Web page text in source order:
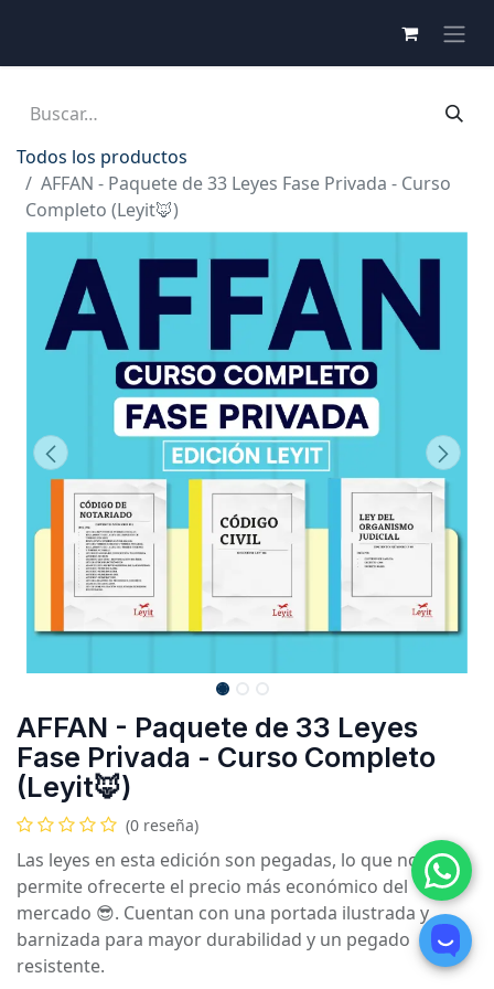
Todos los productos
AFFAN - Paquete de 33 Leyes Fase Privada - Curso
Completo (Leyit🦊)
AFFAN - Paquete de 33 Leyes
Fase Privada - Curso Completo
(Leyit🦊)
(0 reseña)
Las leyes en esta edición son pegadas, lo que nos
permite ofrecerte el precio más económico del
mercado 😎. Cuentan con una portada ilustrada y
barnizada para mayor durabilidad y un pegado
resistente.